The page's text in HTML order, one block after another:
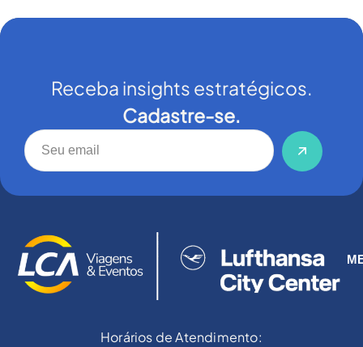
Receba insights estratégicos.
Cadastre-se.
Horários de Atendimento: